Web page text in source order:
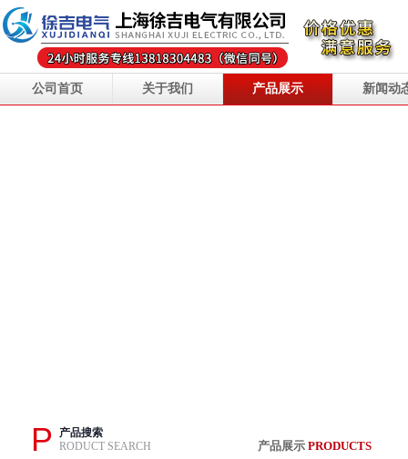
公司首页 关于我们 产品展示 新闻动
产品展示 PRODUCTS
P
产品搜索
RODUCT SEARCH